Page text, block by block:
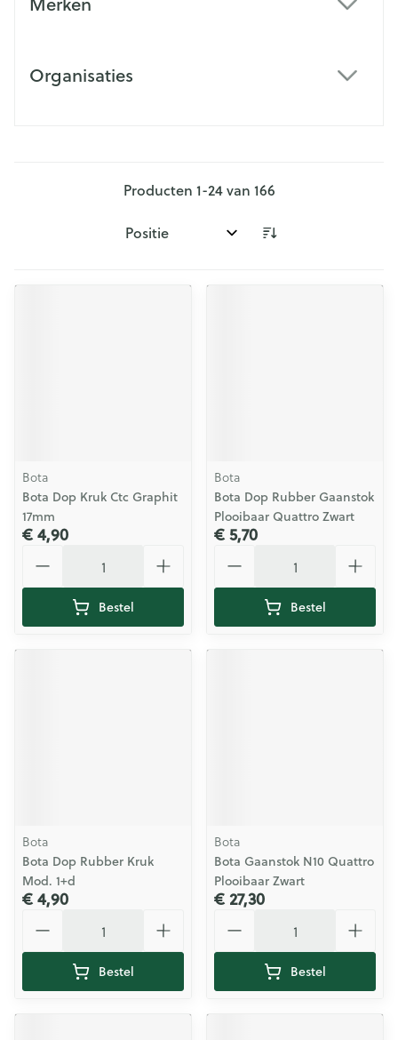
Organisaties
Producten 1-24van 166
Sorteer op:
Bota
Bota Dop Kruk Ctc Graphit
17mm
€ 4,90
Bestel
Bota
Bota Dop Rubber Gaanstok
Plooibaar Quattro Zwart
€ 5,70
Bestel
Bota
Bota Dop Rubber Kruk
Mod. 1+d
€ 4,90
Bestel
Bota
Bota Gaanstok N10 Quattro
Plooibaar Zwart
€ 27,30
Bestel